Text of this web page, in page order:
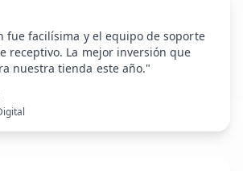
fue facilísima y el equipo de soporte
receptivo. La mejor inversión que
nuestra tienda este año."